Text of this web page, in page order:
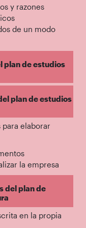
y razones
de un modo
plan de estudios
plan de estudios
elaborar
la empresa
del plan de
en la propia